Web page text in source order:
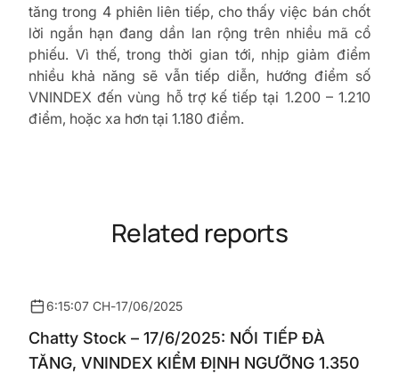
tăng trong 4 phiên liên tiếp, cho thấy việc bán chốt
lời ngắn hạn đang dần lan rộng trên nhiều mã cổ
phiếu. Vì thế, trong thời gian tới, nhịp giảm điểm
nhiều khả năng sẽ vẫn tiếp diễn, hướng điểm số
VNINDEX đến vùng hỗ trợ kế tiếp tại 1.200 – 1.210
điểm, hoặc xa hơn tại 1.180 điểm.
Related reports
6:15:07 CH-17/06/2025
Chatty Stock – 17/6/2025: NỐI TIẾP ĐÀ
TĂNG, VNINDEX KIỂM ĐỊNH NGƯỠNG 1.350